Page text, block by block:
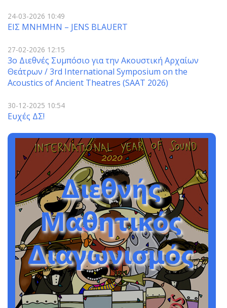
24-03-2026 10:49
ΕΙΣ ΜΝΗΜΗΝ – JENS BLAUERT
27-02-2026 12:15
3o Διεθνές Συμπόσιο για την Ακουστική Αρχαίων
Θεάτρων / 3rd International Symposium on the
Acoustics of Ancient Theatres (SAAT 2026)
30-12-2025 10:54
Ευχές ΔΣ!